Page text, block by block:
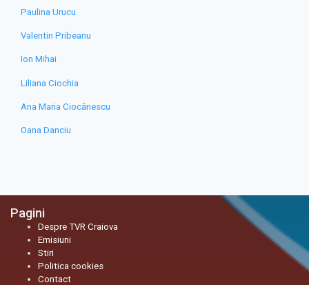
Paulina Urucu
Valentin Pribeanu
Ion Mihai
Liliana Ciochia
Ana Maria Ciocănescu
Oana Danciu
Pagini
Despre TVR Craiova
Emisiuni
Stiri
Politica cookies
Contact